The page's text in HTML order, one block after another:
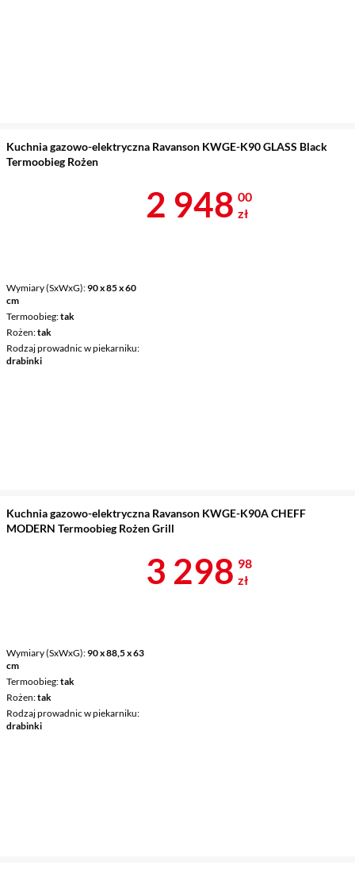
Kuchnia gazowo-elektryczna Ravanson KWGE-K90 GLASS Black
Termoobieg Rożen
Wymiary (SxWxG) 90 x 85 x 60
cm
Termoobieg tak
Rożen tak
Rodzaj prowadnic w piekarniku
drabinki
Cena 2 948 zł
2 948 00
zł
Kuchnia gazowo-elektryczna Ravanson KWGE-K90A CHEFF
MODERN Termoobieg Rożen Grill
Wymiary (SxWxG) 90 x 88,5 x 63
cm
Termoobieg tak
Rożen tak
Rodzaj prowadnic w piekarniku
drabinki
Cena 3
3 298 98
zł